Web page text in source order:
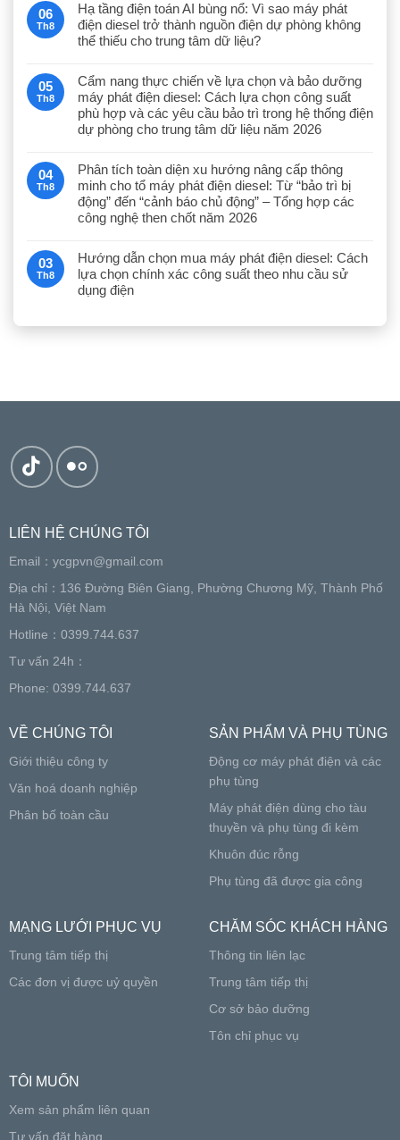
06
Th8
Hạ tầng điện toán AI bùng nổ: Vì sao máy phát
điện diesel trở thành nguồn điện dự phòng không
thể thiếu cho trung tâm dữ liệu?
05
Th8
Cẩm nang thực chiến về lựa chọn và bảo dưỡng
máy phát điện diesel: Cách lựa chọn công suất
phù hợp và các yêu cầu bảo trì trong hệ thống điện
dự phòng cho trung tâm dữ liệu năm 2026
04
Th8
Phân tích toàn diện xu hướng nâng cấp thông
minh cho tổ máy phát điện diesel: Từ “bảo trì bị
động” đến “cảnh báo chủ động” – Tổng hợp các
công nghệ then chốt năm 2026
03
Th8
Hướng dẫn chọn mua máy phát điện diesel: Cách
lựa chọn chính xác công suất theo nhu cầu sử
dụng điện
LIÊN HỆ CHÚNG TÔI
Email： ycgpvn@gmail.com
Địa chỉ：136 Đường Biên Giang, Phường Chương Mỹ, Thành Phố
Hà Nội, Việt Nam
Hotline：0399.744.637
Tư vấn 24h：
Phone: 0399.744.637
VỀ CHÚNG TÔI
Giới thiệu công ty
Văn hoá doanh nghiệp
Phân bố toàn cầu
SẢN PHẨM VÀ PHỤ TÙNG
Động cơ máy phát điện và các
phụ tùng
Máy phát điện dùng cho tàu
thuyền và phụ tùng đi kèm
Khuôn đúc rỗng
Phụ tùng đã được gia công
MẠNG LƯỚI PHỤC VỤ
Trung tâm tiếp thị
Các đơn vị được uỷ quyền
CHĂM SÓC KHÁCH HÀNG
Thông tin liên lạc
Trung tâm tiếp thị
Cơ sở bảo dưỡng
Tôn chỉ phục vụ
TÔI MUỐN
Xem sản phẩm liên quan
Tư vấn đặt hàng